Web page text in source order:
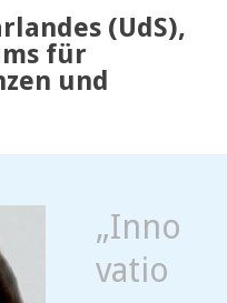
(UdS),
für
und
„Inno
vatio